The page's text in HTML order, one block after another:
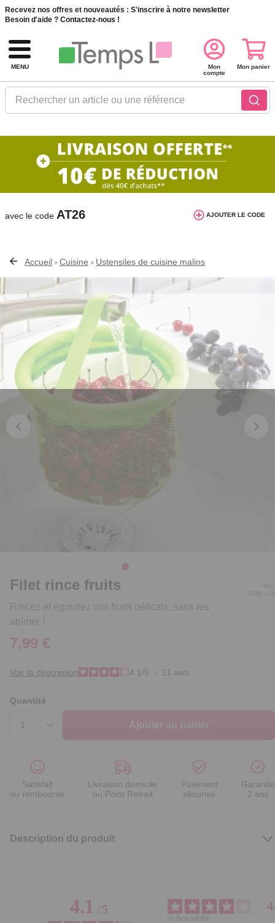
Recevez nos offres et nouveautés : S'inscrire à notre newsletter
Besoin d'aide ? Contactez-nous !
MENU
Rechercher un article ou une référence
Mon
compte
Mon panier
10€ de réduction dès 40€ d'achat. Offre
valable du 03/08/2026 au 12/08/2026.
avec le code AT26 AJOUTER LE CODE
Accueil > Cuisine > Ustensiles de cuisine malins
Filet rince fruits
Rincez et égouttez vos fruits délicats, sans les
abîmer !
Réf.
9336.116
7,99 €
Voir la description 4.1/5 - 11 avis
Quantité
Ajouter au panier
Satisfait
ou remboursé
Livraison domicile
ou Point Retrait
Paiement
sécurisé
Garantie
2 ans
Description du produit
4.1/5 4
Avis vérifié